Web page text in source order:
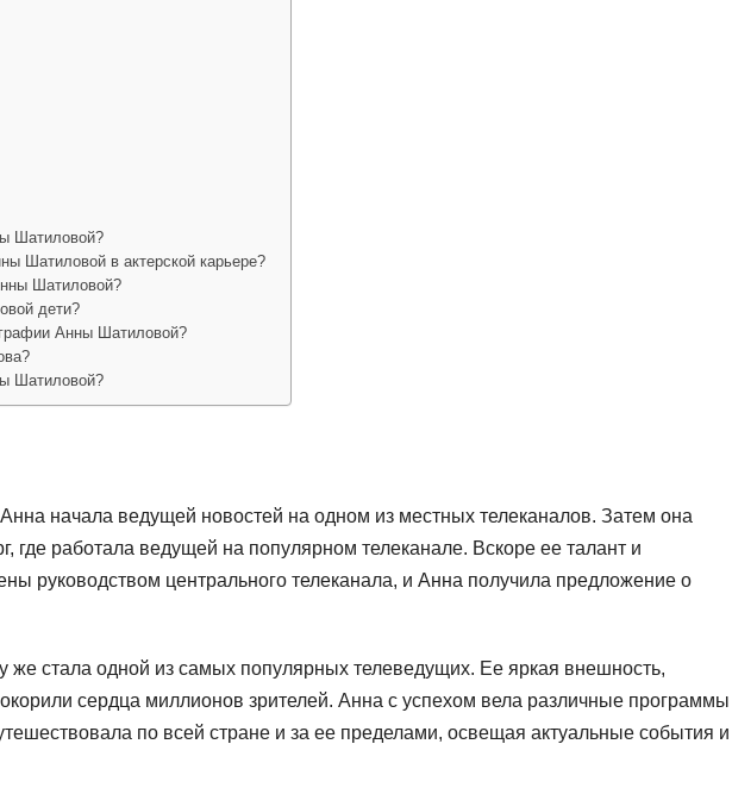
Шатиловой?
Шатиловой в актерской карьере?
Шатиловой?
дети?
Анны Шатиловой?
Шатиловой?
начала ведущей новостей на одном из местных телеканалов. Затем она
где работала ведущей на популярном телеканале. Вскоре ее талант и
руководством центрального телеканала, и Анна получила предложение о
же стала одной из самых популярных телеведущих. Ее яркая внешность,
сердца миллионов зрителей. Анна с успехом вела различные программы
по всей стране и за ее пределами, освещая актуальные события и